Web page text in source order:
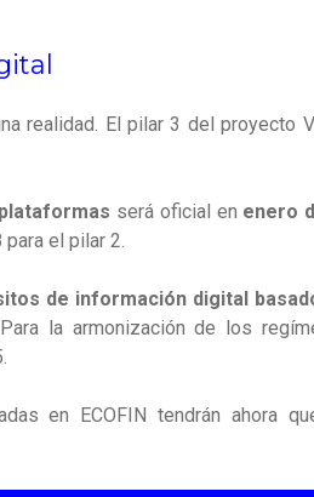
realidad. El pilar 3 del proyecto
será oficial en enero
el pilar 2.
de información digital
la armonización de los
en ECOFIN tendrán ahora